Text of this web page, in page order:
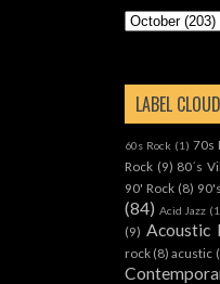
LABEL CLOUD
60s Rock (1) 70s
Rock (9) 80´s
90' Rock (8)
(84) Acid Jazz
(9) Acoustic
rock (8) acustic